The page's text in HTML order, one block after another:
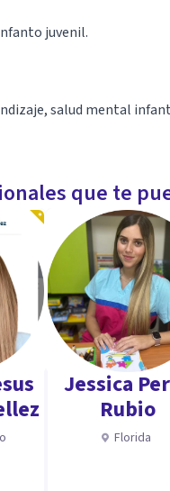
juvenil.
salud mental
que te
Jessica
Rubio
Florida